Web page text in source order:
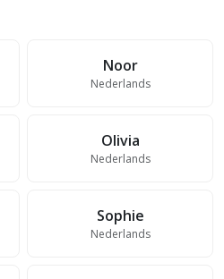
Noor
Nederlands
Olivia
Nederlands
Sophie
Nederlands